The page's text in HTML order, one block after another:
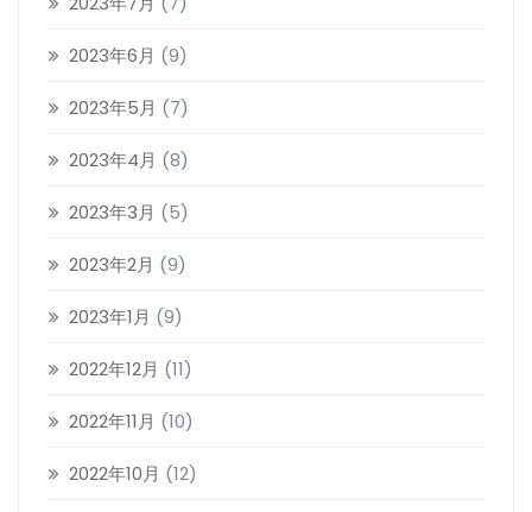
2023年6月 (9)
2023年5月 (7)
2023年4月 (8)
2023年3月 (5)
2023年2月 (9)
2023年1月 (9)
2022年12月 (11)
2022年11月 (10)
2022年10月 (12)